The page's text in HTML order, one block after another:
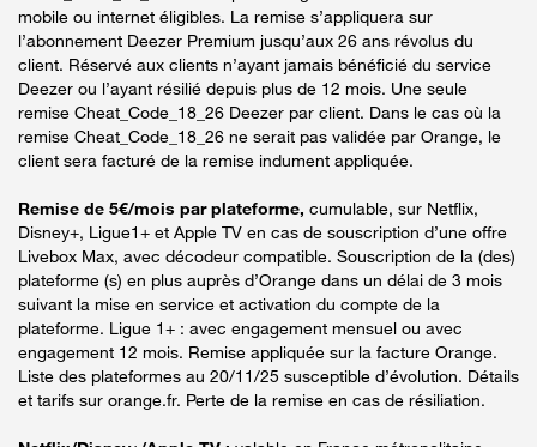
mobile ou internet éligibles. La remise s’appliquera sur
l’abonnement Deezer Premium jusqu’aux 26 ans révolus du
client. Réservé aux clients n’ayant jamais bénéficié du service
Deezer ou l’ayant résilié depuis plus de 12 mois. Une seule
remise Cheat_Code_18_26 Deezer par client. Dans le cas où la
remise Cheat_Code_18_26 ne serait pas validée par Orange, le
client sera facturé de la remise indument appliquée.
Remise de 5€/mois par plateforme, cumulable, sur Netflix,
Disney+, Ligue1+ et Apple TV en cas de souscription d’une offre
Livebox Max, avec décodeur compatible. Souscription de la (des)
plateforme (s) en plus auprès d’Orange dans un délai de 3 mois
suivant la mise en service et activation du compte de la
plateforme. Ligue 1+ : avec engagement mensuel ou avec
engagement 12 mois. Remise appliquée sur la facture Orange.
Liste des plateformes au 20/11/25 susceptible d’évolution. Détails
et tarifs sur orange.fr. Perte de la remise en cas de résiliation.